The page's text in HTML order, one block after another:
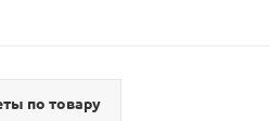
по товару